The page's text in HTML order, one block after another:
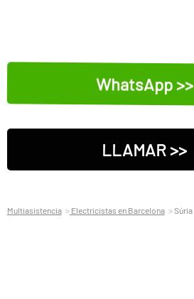
WhatsApp >>
LLAMAR >>
Multiasistencia Electricistas en Barcelona Súria